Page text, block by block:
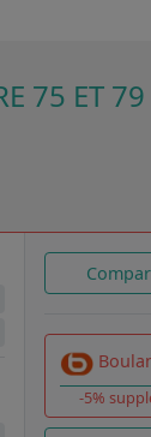
75 ET 79
-5%